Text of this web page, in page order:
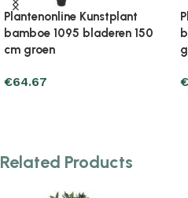
Plantenonline Kunstplant
bamboe 1216 bladeren 180 cm
groen
€64.67
Related Products